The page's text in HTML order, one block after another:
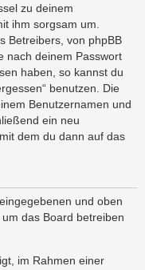
zu deinem
ihm sorgsam um.
Betreibers, von phpBB
nach deinem Passwort
haben, so kannst du
benutzen. Die
Benutzernamen und
ein neu
dem du dann auf das
und oben
das Board betreiben
im Rahmen einer